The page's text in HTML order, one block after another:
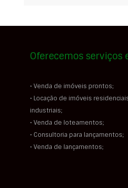
Oferecemos serviços
• Venda de imóveis prontos;
• Locação de imóveis
industriais;
• Venda de loteamentos;
• Consultoria para lançamentos;
• Venda de lançamentos;